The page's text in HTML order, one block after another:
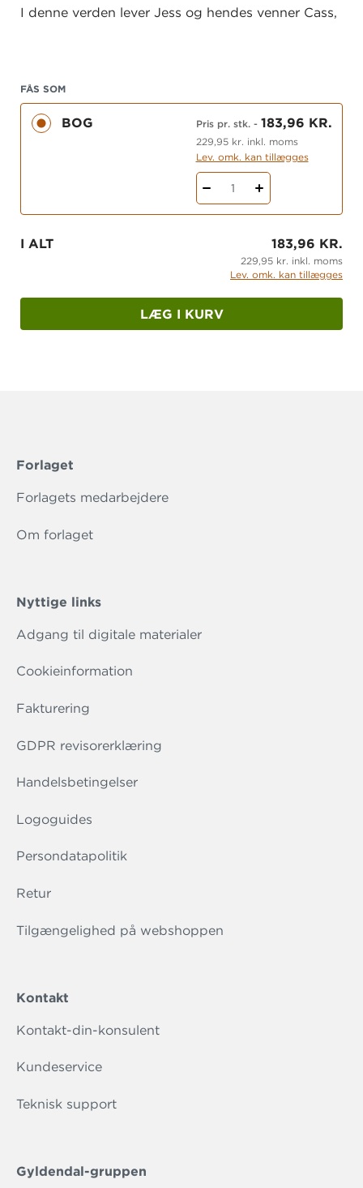
I denne verden lever Jess og hendes venner Cass,
14-årig pige virkelig ændre systemet og starte en
revolution ved hjælp af en pensel?
FÅS SOM
BOG Pris pr. stk.- 183,96 KR.
229,95 kr. inkl. moms
Lev. omk. kan tillægges
1
I ALT 183,96 KR.
229,95 kr. inkl. moms
Lev. omk. kan tillægges
LÆG I KURV
Forlaget
Forlagets medarbejdere
Om forlaget
Nyttige links
Adgang til digitale materialer
Cookieinformation
Fakturering
GDPR revisorerklæring
Handelsbetingelser
Logoguides
Persondatapolitik
Retur
Tilgængelighed på webshoppen
Kontakt
Kontakt-din-konsulent
Kundeservice
Teknisk support
Gyldendal-gruppen